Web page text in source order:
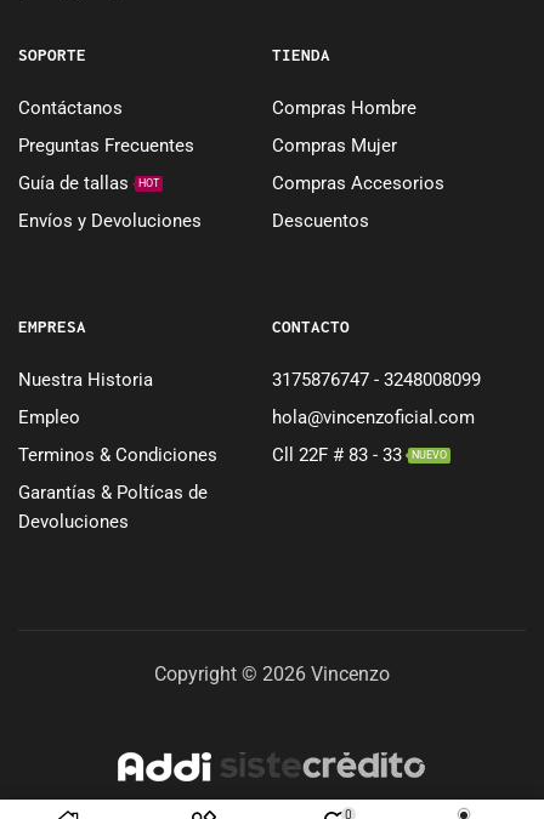
0
SOPORTE
Contáctanos
Preguntas Frecuentes
Guía de tallas
HOT
Envíos y Devoluciones
TIENDA
Compras Hombre
Compras Mujer
Compras Accesorios
Descuentos
EMPRESA
Nuestra Historia
Empleo
Terminos & Condiciones
Garantías & Poltícas de
Devoluciones
CONTACTO
3175876747 - 3248008099
hola@vincenzoficial.com
Cll 22F # 83 - 33
NUEVO
Copyright © 2026 Vincenzo